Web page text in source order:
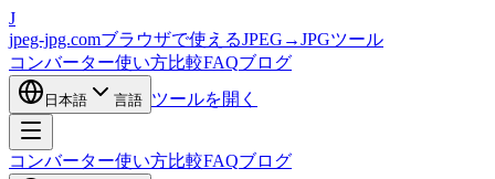
J
jpeg-jpg.comブラウザで使えるJPEG→JPGツール
コンバーター使い方比較FAQブログ
日本語 言語 ツールを開く
コンバーター使い方比較FAQブログ